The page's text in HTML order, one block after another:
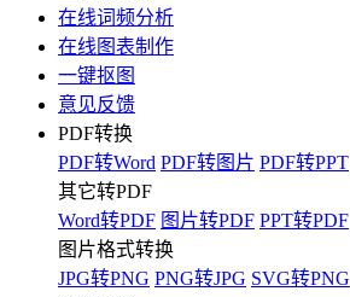
在线词频分析
在线图表制作
一键抠图
意见反馈
PDF转换
PDF转Word PDF转图片 PDF转PPT
其它转PDF
Word转PDF 图片转PDF PPT转PDF
图片格式转换
JPG转PNG PNG转JPG SVG转PNG